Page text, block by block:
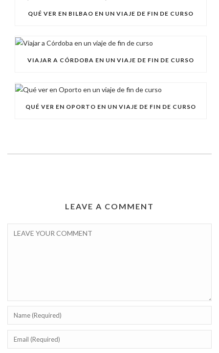
QUÉ VER EN BILBAO EN UN VIAJE DE FIN DE CURSO
VIAJAR A CÓRDOBA EN UN VIAJE DE FIN DE CURSO
QUÉ VER EN OPORTO EN UN VIAJE DE FIN DE CURSO
LEAVE A COMMENT